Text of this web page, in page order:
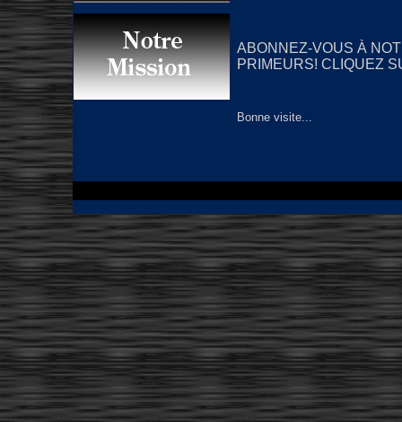
ABONNEZ-VOUS À
PRIMEURS! CLIQUEZ
Bonne visite...